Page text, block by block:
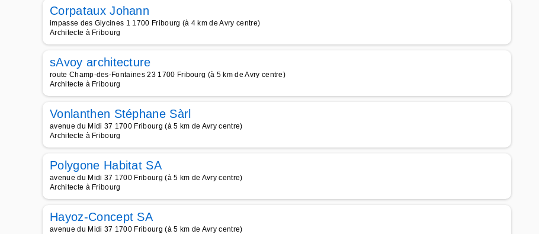
Corpataux Johann
impasse des Glycines 1 1700 Fribourg (à 4 km de Avry centre)
Architecte à Fribourg
sAvoy architecture
route Champ-des-Fontaines 23 1700 Fribourg (à 5 km de Avry centre)
Architecte à Fribourg
Vonlanthen Stéphane Sàrl
avenue du Midi 37 1700 Fribourg (à 5 km de Avry centre)
Architecte à Fribourg
Polygone Habitat SA
avenue du Midi 37 1700 Fribourg (à 5 km de Avry centre)
Architecte à Fribourg
Hayoz-Concept SA
avenue du Midi 37 1700 Fribourg (à 5 km de Avry centre)